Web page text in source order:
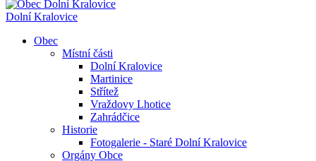
Dolní Kralovice
Obec
Místní části
Dolní Kralovice
Martinice
Střítež
Vraždovy Lhotice
Zahrádčice
Historie
Fotogalerie - Staré Dolní Kralovice
Orgány Obce